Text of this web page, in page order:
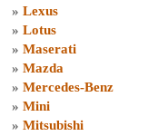
» Lexus
» Lotus
» Maserati
» Mazda
» Mercedes-Benz
» Mini
» Mitsubishi